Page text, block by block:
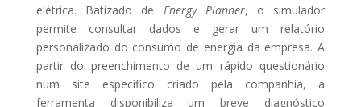
elétrica. Batizado de Energy Planner, o simulador
permite consultar dados e gerar um relatório
personalizado do consumo de energia da empresa. A
partir do preenchimento de um rápido questionário
num site específico criado pela companhia, a
ferramenta disponibiliza um breve diagnóstico